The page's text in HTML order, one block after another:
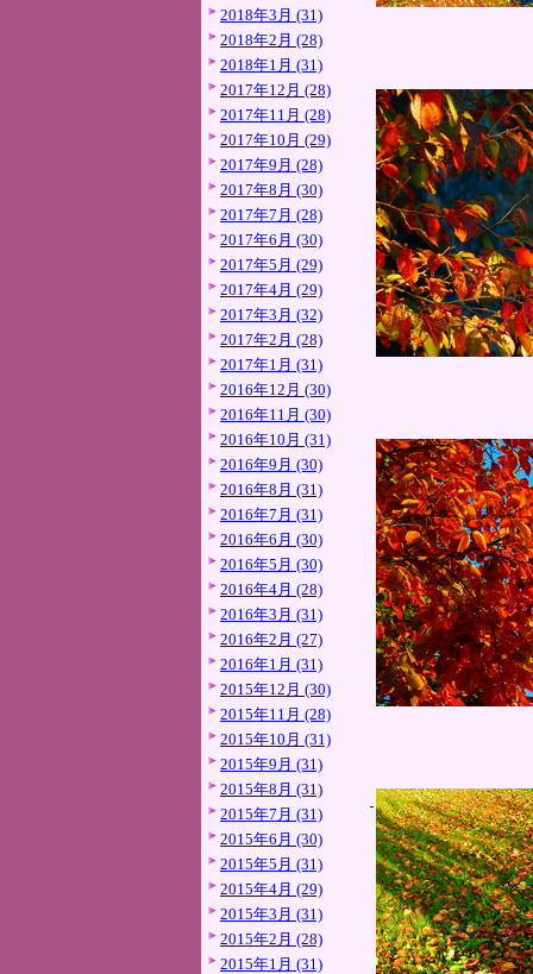
2018年3月 (31)
2018年2月 (28)
2018年1月 (31)
2017年12月 (28)
2017年11月 (28)
2017年10月 (29)
2017年9月 (28)
2017年8月 (30)
2017年7月 (28)
2017年6月 (30)
2017年5月 (29)
2017年4月 (29)
2017年3月 (32)
2017年2月 (28)
2017年1月 (31)
2016年12月 (30)
2016年11月 (30)
2016年10月 (31)
2016年9月 (30)
2016年8月 (31)
2016年7月 (31)
2016年6月 (30)
2016年5月 (30)
2016年4月 (28)
2016年3月 (31)
2016年2月 (27)
2016年1月 (31)
2015年12月 (30)
2015年11月 (28)
2015年10月 (31)
2015年9月 (31)
2015年8月 (31)
2015年7月 (31)
2015年6月 (30)
2015年5月 (31)
2015年4月 (29)
2015年3月 (31)
2015年2月 (28)
2015年1月 (31)